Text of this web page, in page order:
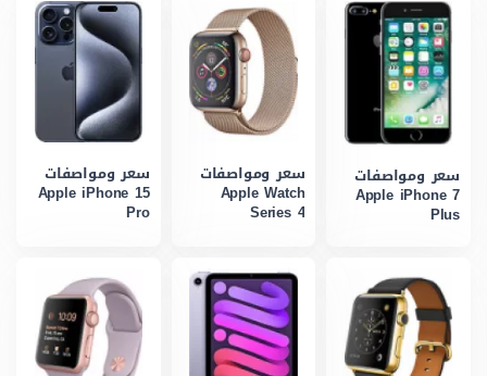
سعر ومواصفات
Apple iPhone 7
Plus
سعر ومواصفات
Apple Watch
Series 4
سعر ومواصفات
Apple iPhone 15
Pro